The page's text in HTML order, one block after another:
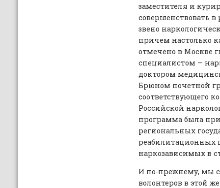
заместителя и
совершенствовать
звено
причем настолько
отмечено в Москве
специалистом —
доктором
Брюном почетной
соответствующего
Российской
программа была
региональных
реабилитационных
наркозависимых в
И по-прежнему, мы
волонтеров в этой